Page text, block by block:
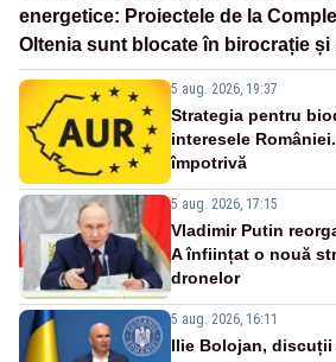
energetice: Proiectele de la
Oltenia sunt blocate în birocrație
5 aug. 2026, 19:37
Strategia pentru
interesele
împotrivă
5 aug. 2026, 17:15
Vladimir Putin
A înființat o nouă
dronelor
5 aug. 2026, 16:11
Ilie Bolojan, discuții